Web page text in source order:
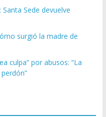
Santa Sede devuelve
surgió la madre de
culpa” por abusos: “La